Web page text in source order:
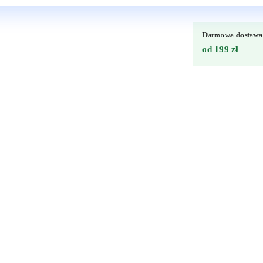
Darmowa dostawa
od 199 zł